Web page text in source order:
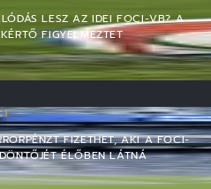
LESZ AZ IDEI FOCI-VB? A
FIGYELMEZTET
FIZETHET, AKI A FOCI-
ÉLŐBEN LÁTNÁ